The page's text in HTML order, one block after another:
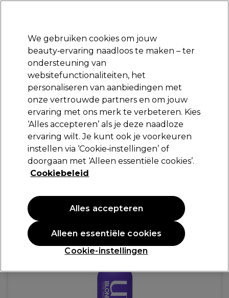
Aanmelden
Merken Deals Haar Elektra
Volgende dag geleverd*
Na verzending, maandag t/m vrijdag
UNITE Hair
Unite Hair BLONDA Paarse Toning Shampoo
236ml
(0
PROMOTIE
We gebruiken cookies om jouw
beauty‑ervaring naadloos te maken – ter
ondersteuning van
websitefunctionaliteiten, het
personaliseren van aanbiedingen met
onze vertrouwde partners en om jouw
ervaring met ons merk te verbeteren. Kies
‘Alles accepteren’ als je deze naadloze
ervaring wilt. Je kunt ook je voorkeuren
instellen via ‘Cookie‑instellingen’ of
doorgaan met ‘Alleen essentiële cookies’.
Cookiebeleid
Cookie-instellingen
Alleen essentiële cookies
Alles accepteren